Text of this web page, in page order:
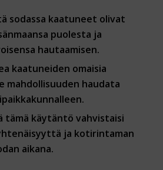
sodassa kaatuneet olivat
puolesta ja
hautaamisen.
kaatuneiden omaisia
mahdollisuuden haudata
tämä käytäntö vahvistaisi
ja kotirintaman
aikana.